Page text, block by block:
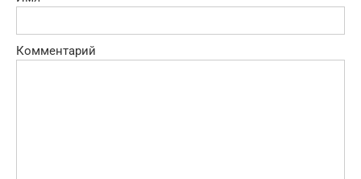
Комментарий